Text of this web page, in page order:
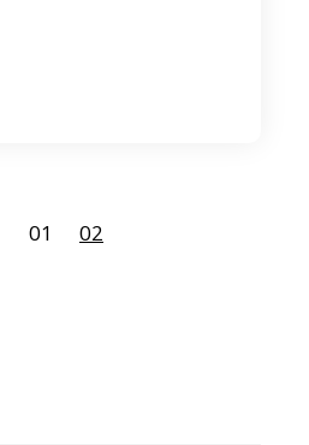
01 02